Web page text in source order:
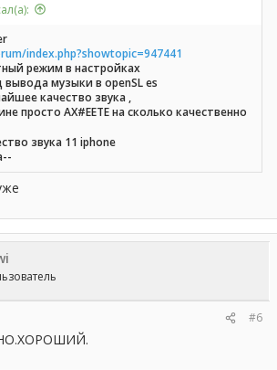
index.php?showtopic=947441
режим в настройках
музыки в openSL es
качество звука ,
просто АХ#ЕЕТЕ на сколько качественно
звука 11 iphone
#6